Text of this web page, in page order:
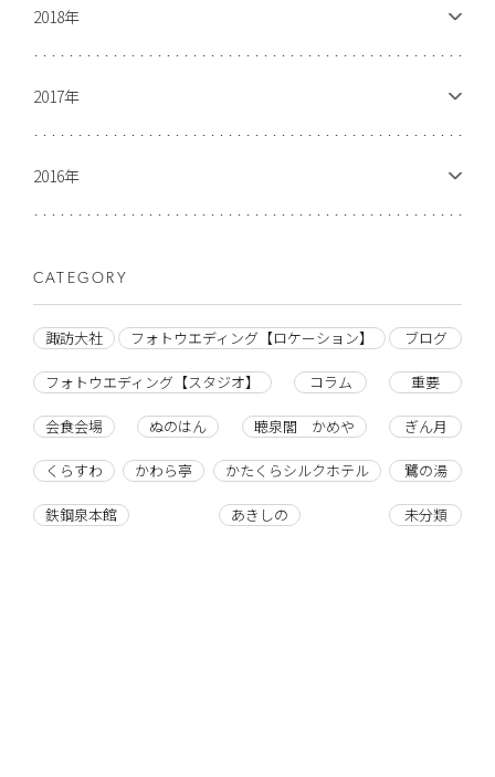
2018年
2017年
2016年
CATEGORY
諏訪大社 フォトウエディング【ロケーション】 ブログ
フォトウエディング【スタジオ】 コラム 重要
会食会場 ぬのはん 聴泉閣 かめや ぎん月
くらすわ かわら亭 かたくらシルクホテル 鷺の湯
鉄鋼泉本館 あきしの 未分類